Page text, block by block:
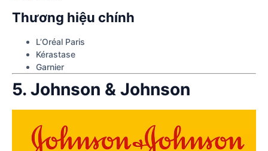
Thương hiệu chính
L’Oréal Paris
Kérastase
Garnier
5. Johnson & Johnson